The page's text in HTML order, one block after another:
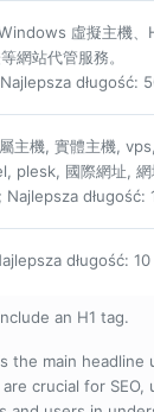
虛擬主機、
網站代管服務。
długość:
主機, 實體主機,
plesk, 國際網址, 網
Najlepsza
długość:
an H1 tag.
the main
crucial for